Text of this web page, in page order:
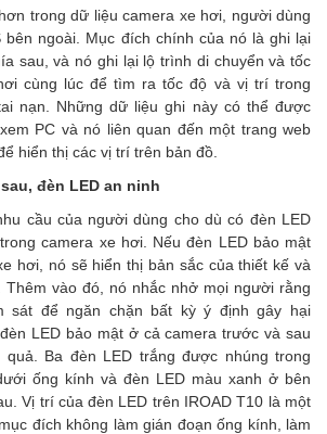
trong dữ liệu camera xe hơi, người dùng
bên ngoài. Mục đích chính của nó là ghi lại
sau, và nó ghi lại lộ trình di chuyển và tốc
cùng lúc để tìm ra tốc độ và vị trí trong
nạn. Những dữ liệu ghi này có thể được
PC và nó liên quan đến một trang web
hiển thị các vị trí trên bản đồ.
đèn LED an ninh
cầu của người dùng cho dù có đèn LED
camera xe hơi. Nếu đèn LED bảo mật
hơi, nó sẽ hiển thị bản sắc của thiết kế và
Thêm vào đó, nó nhắc nhở mọi người rằng
sát để ngăn chặn bất kỳ ý định gây hại
LED bảo mật ở cả camera trước và sau
Ba đèn LED trắng được nhúng trong
ống kính và đèn LED màu xanh ở bên
Vị trí của đèn LED trên IROAD T10 là một
đích không làm gián đoạn ống kính, làm